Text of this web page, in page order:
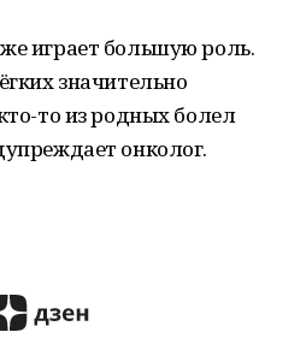
играет большую роль.
значительно
то из родных болел
онколог.